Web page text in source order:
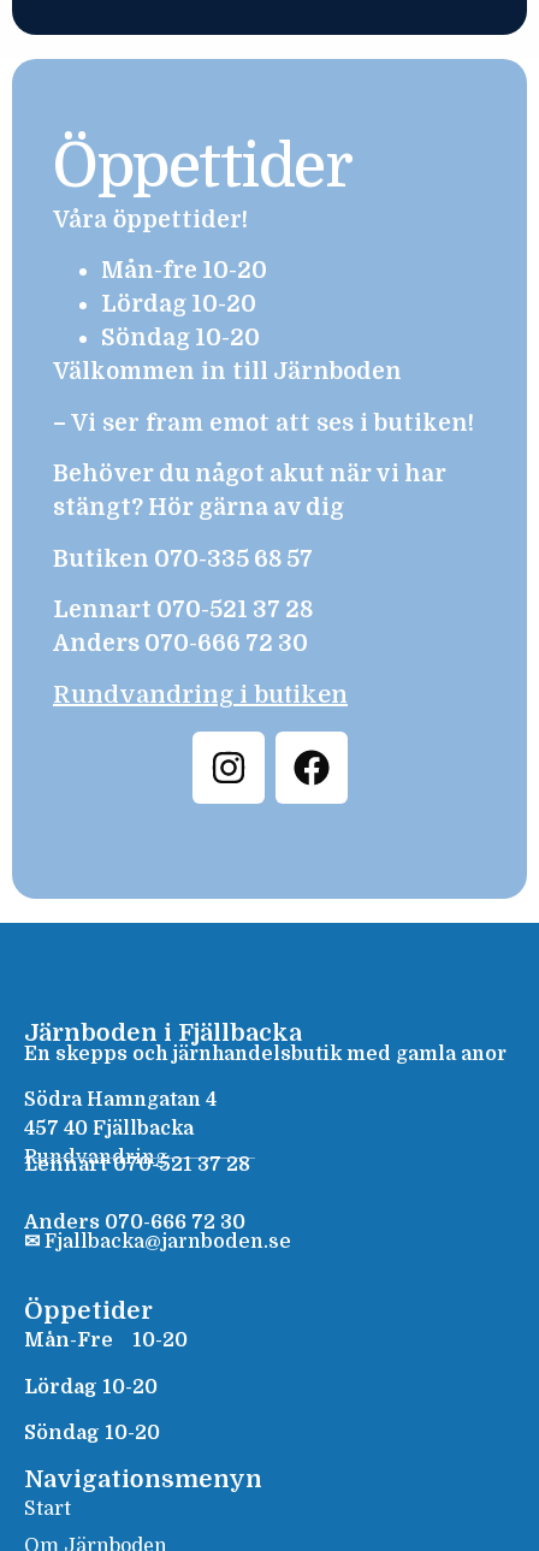
Öppettider
Våra öppettider!
Mån-fre 10-20
Lördag 10-20
Söndag 10-20
Välkommen in till Järnboden
– Vi ser fram emot att ses i butiken!
Behöver du något akut när vi har
stängt? Hör gärna av dig
Butiken 070-335 68 57
Lennart 070-521 37 28
Anders 070-666 72 30
Rundvandring i butiken
Järnboden i Fjällbacka
En skepps och järnhandelsbutik med gamla anor
Södra Hamngatan 4
457 40 Fjällbacka
Rundvandring
Lennart 070-521 37 28
Anders 070-666 72 30
✉ Fjallbacka@jarnboden.se
Navigationsmenyn
Start
Om Järnboden
Öppetider
Mån-Fre 10-20
Lördag 10-20
Söndag 10-20